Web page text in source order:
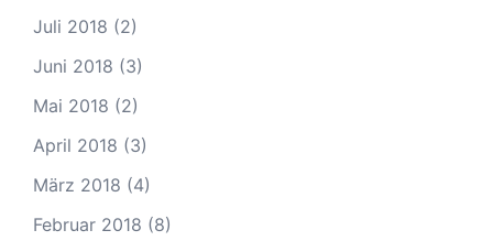
Juli 2018 (2)
Juni 2018 (3)
Mai 2018 (2)
April 2018 (3)
März 2018 (4)
Februar 2018 (8)